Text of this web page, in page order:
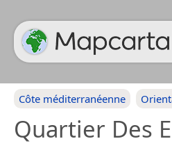
Côte méditerranéenne
Quartier Des